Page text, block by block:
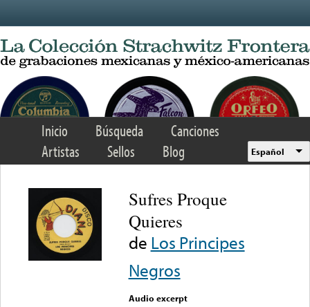
Inicio Búsqueda
Canciones
Artistas
Sellos Blog Español
Sufres Proque
Quieres
de Los Principes
Negros
Audio excerpt